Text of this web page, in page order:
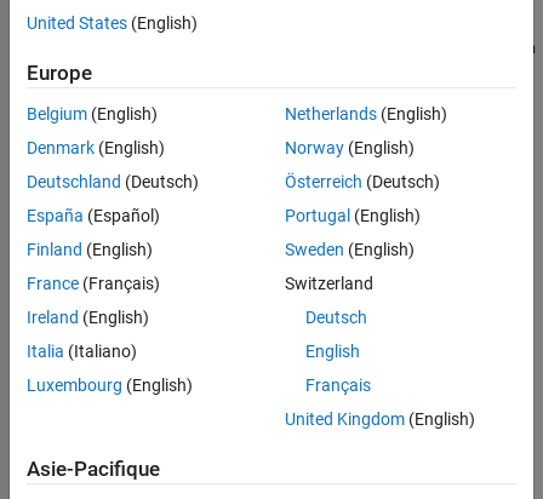
Version History
Coder™data type definitions, select the
rtwtypes.h
file.
Dependencies
Data type replacement
data types with fixed-width integers
Settings
off(default) |on
on
Generate the
off
file.
Recommended Settings
United States (English)
Europe
Belgium (English)
Denmark (English)
Deutschland (Deutsch)
España (Español)
Finland (English)
France (Français)
Ireland (English)
Italia (Italiano)
Luxembourg (English)
Netherlands(English)
Norway(English)
Österreich (Deutsch)
Portugal (English)
Sweden (English)
Switzerland
Deutsch
English
Français
United Kingdom(English)
Asie-Pacifique